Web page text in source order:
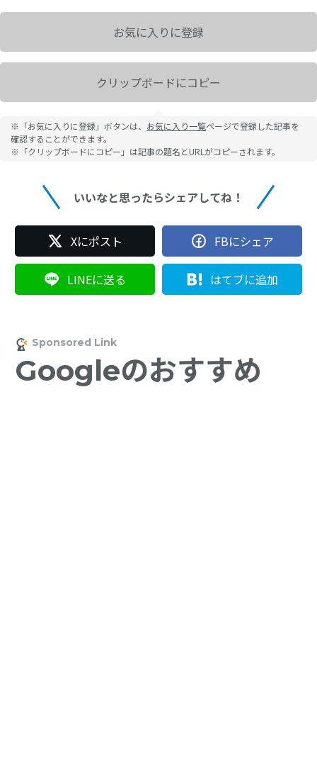
お気に入りに登録
クリップボードにコピー
※「お気に入りに登録」ボタンは、 お気に入り一覧ページで登録した記事を
確認することができます。
※「クリップボードにコピー」は記事の題名とURLがコピーされます。
いいなと思ったらシェアしてね！
Xにポスト FBにシェア
LINEに送る はてブに追加
Googleのおすすめ